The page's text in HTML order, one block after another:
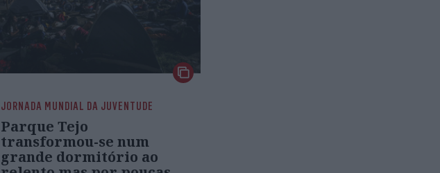
JORNADA MUNDIAL DA JUVENTUDE
Parque Tejo
transformou-se num
grande dormitório ao